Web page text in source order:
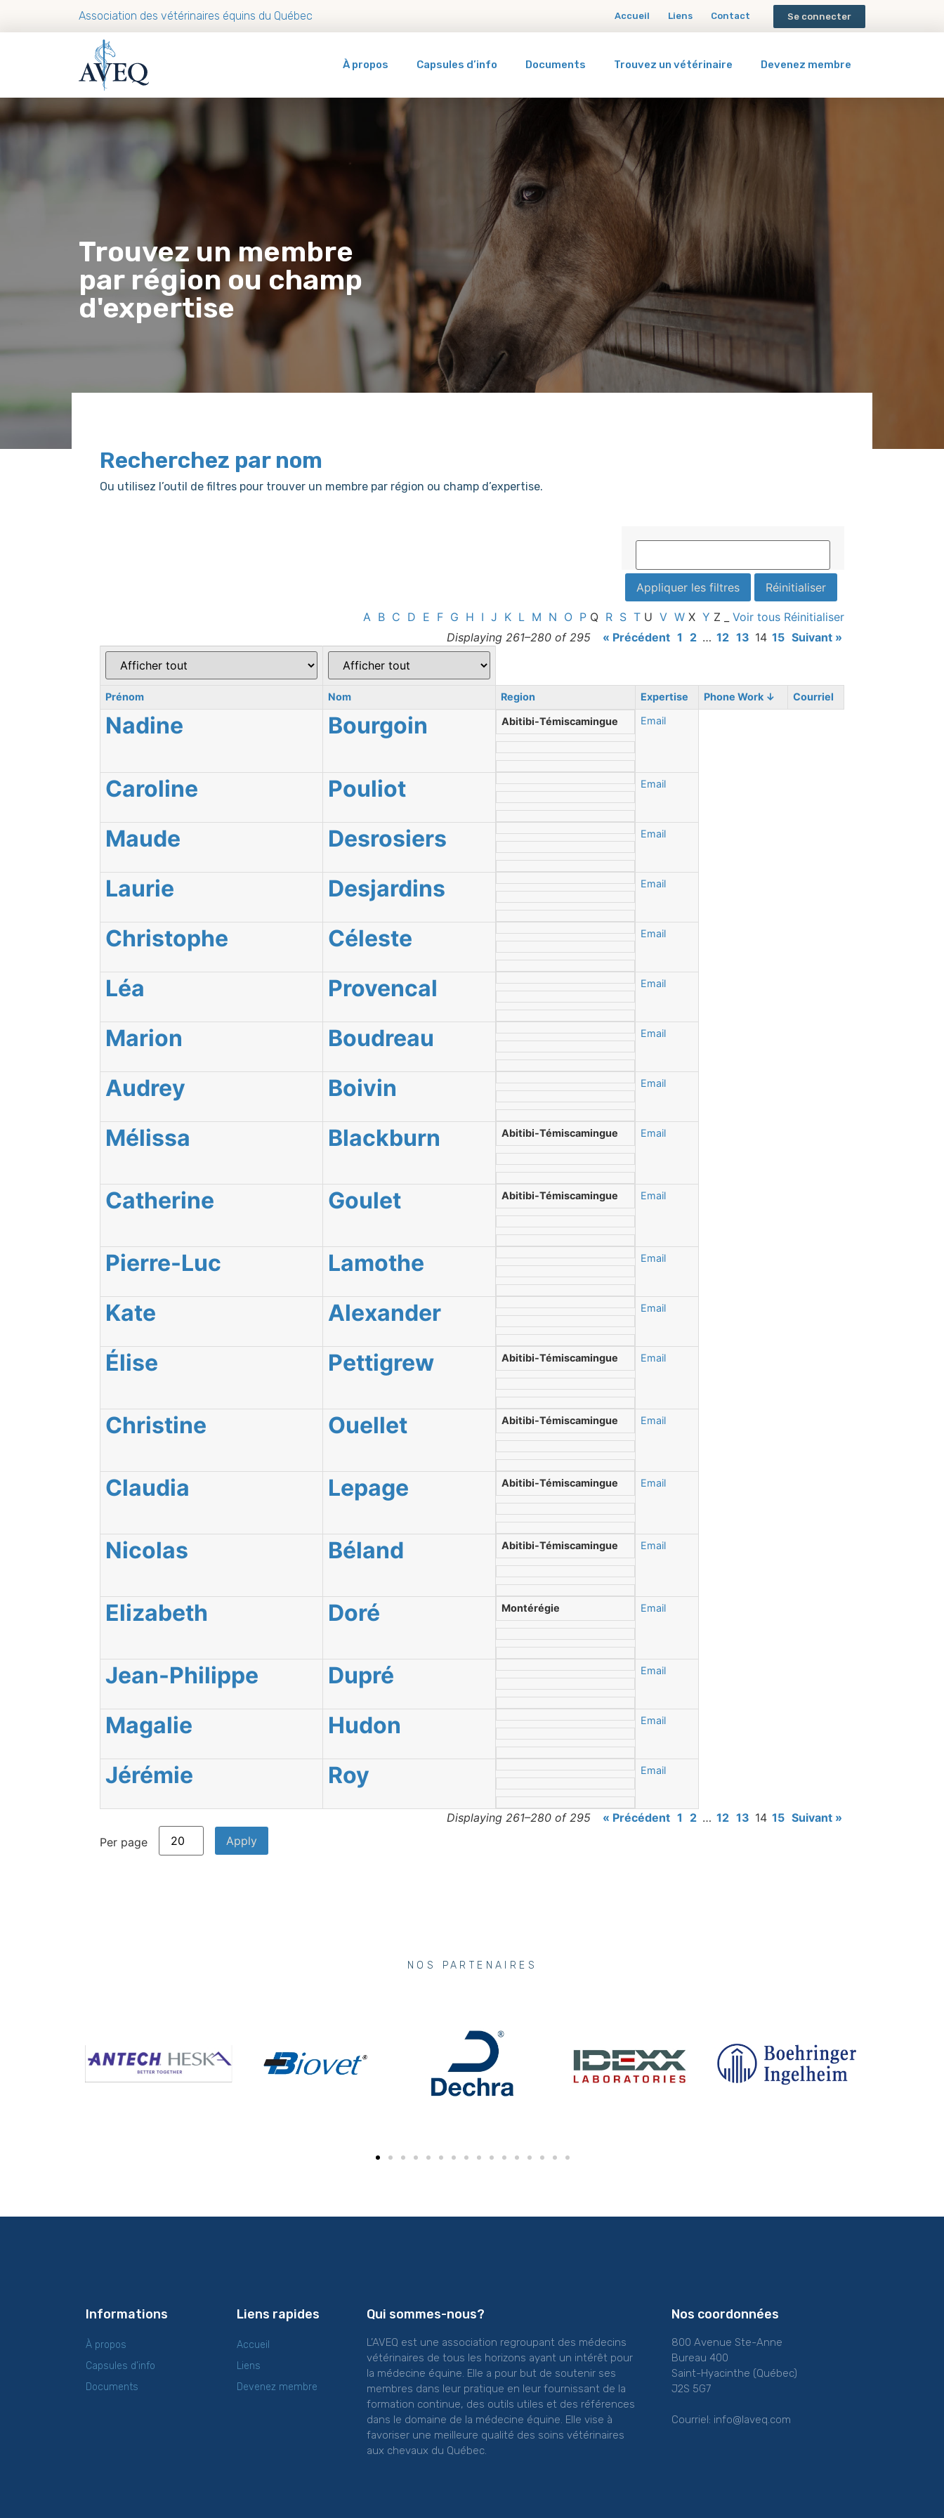
Association des vétérinaires équins du Québec Accueil Liens Contact Se connecter
À propos Capsules d’info Documents Trouvez un vétérinaire Devenez membre
Trouvez un membre
par région ou champ
d'expertise
Recherchez par nom
Ou utilisez l’outil de filtres pour trouver un membre par région ou champ d’expertise.
A B C D E F G H I J K L M N O P Q R S T U V W X Y Z Voir tous Réinitialiser
Displaying 261–280 of 295
« Précédent 1 2 … 12 13 14 15 Suivant »
Prénom Nom Region Expertise Phone Work ↓ Courriel
Nadine Bourgoin Abitibi-Témiscamingue Email
Caroline Pouliot Email
Maude Desrosiers Email
Laurie Desjardins Email
Christophe Céleste Email
Léa Provencal Email
Marion Boudreau Email
Audrey Boivin Email
Mélissa Blackburn Abitibi-Témiscamingue Email
Catherine Goulet Abitibi-Témiscamingue Email
Pierre-Luc Lamothe Email
Kate Alexander Email
Élise Pettigrew Abitibi-Témiscamingue Email
Christine Ouellet Abitibi-Témiscamingue Email
Claudia Lepage Abitibi-Témiscamingue Email
Nicolas Béland Abitibi-Témiscamingue Email
Elizabeth Doré Montérégie Email
Jean-Philippe Dupré Email
Magalie Hudon Email
Jérémie Roy Email
Displaying 261–280 of 295 « Précédent 1 2 … 12 13 14 15 Suivant »
Per page
NOS PARTENAIRES
Informations
À propos
Capsules d’info
Documents
Liens rapides
Accueil
Liens
Devenez membre
Qui sommes-nous?
L’AVEQ est une association regroupant des médecins
vétérinaires de tous les horizons ayant un intérêt pour
la médecine équine. Elle a pour but de soutenir ses
membres dans leur pratique en leur fournissant de la
formation continue, des outils utiles et des références
dans le domaine de la médecine équine. Elle vise à
favoriser une meilleure qualité des soins vétérinaires
aux chevaux du Québec.
Nos coordonnées
800 Avenue Ste-Anne
Bureau 400
Saint-Hyacinthe (Québec)
J2S 5G7
Courriel: info@laveq.com